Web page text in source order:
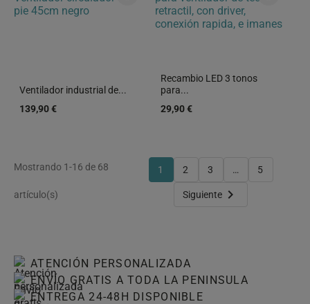
Ventilador industrial de...
139,90 €
Recambio LED 3 tonos
para...
29,90 €
Mostrando 1-16 de 68
artículo(s)
1 2 3 … 5
Siguiente 
ATENCIÓN PERSONALIZADA
ENVÍO GRATIS A TODA LA PENINSULA
ENTREGA 24-48H DISPONIBLE